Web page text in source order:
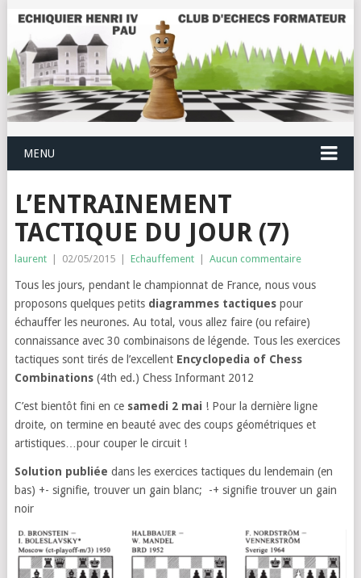
MENU
L’ENTRAINEMENT
TACTIQUE DU JOUR (7)
laurent 02/05/2015 Echauffement Aucun commentaire
Tous les jours, pendant le championnat de France, nous vous
proposons quelques petits diagrammes tactiquespour
échauffer les neurones. Au total, vous allez faire (ou refaire)
connaissance avec 30 combinaisons de légende. Tous les exercices
tactiques sont tirés de l’excellent Encyclopedia of Chess
Combinations(4th ed.) Chess Informant 2012
C’est bientôt fini en ce samedi 2 mai ! Pour la dernière ligne
droite, on termine en beauté avec des coups géométriques et
artistiques…pour couper le circuit !
Solution publiée dans les exercices tactiques du lendemain (en
bas) +- signifie, trouver un gain blanc; -+ signifie trouver un gain
noir